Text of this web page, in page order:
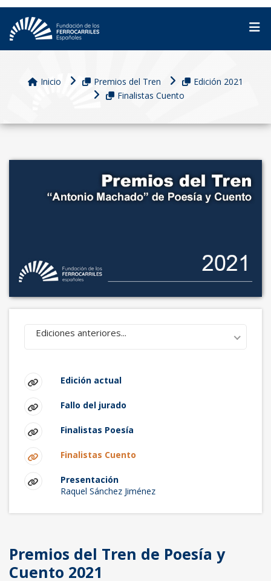
Inicio Premios del Tren
Edición 2021
Finalistas Cuento
Ediciones anteriores...
Edición actual
Fallo del jurado
Finalistas Poesía
Finalistas Cuento
Presentación
Raquel Sánchez Jiménez
Premios del Tren de Poesía y
Cuento 2021